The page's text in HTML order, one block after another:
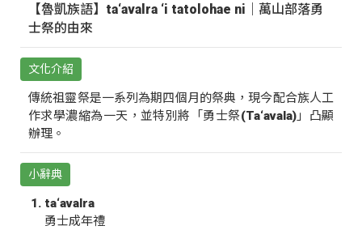
【魯凱族語】ta‘avalra ‘i tatolohae ni｜萬山部落勇
士祭的由來
文化介紹
傳統祖靈祭是一系列為期四個月的祭典，現今配合族人工
作求學濃縮為一天，並特別將「勇士祭(Ta‘avala)」凸顯
辦理。
小辭典
ta‘avalra
勇士成年禮